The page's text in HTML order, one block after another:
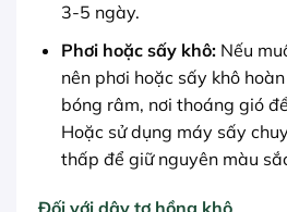
3-5 ngày.
Phơi hoặc sấy khô:Nếu
nên phơi hoặc sấy khô
bóng râm, nơi thoáng gió
Hoặc sử dụng máy sấy
thấp để giữ nguyên màu